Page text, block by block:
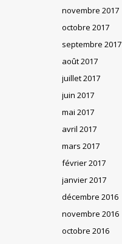
novembre 2017
octobre 2017
septembre 2017
août 2017
juillet 2017
juin 2017
mai 2017
avril 2017
mars 2017
février 2017
janvier 2017
décembre 2016
novembre 2016
octobre 2016